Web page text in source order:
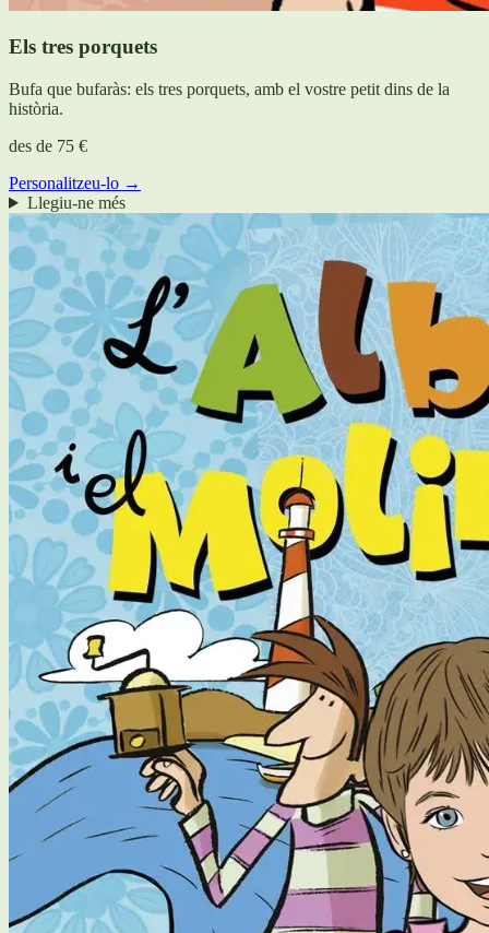
Els tres porquets
Bufa que bufaràs: els tres porquets, amb el vostre petit dins de la
història.
des de 75 €
Personalitzeu-lo →
Llegiu-ne més